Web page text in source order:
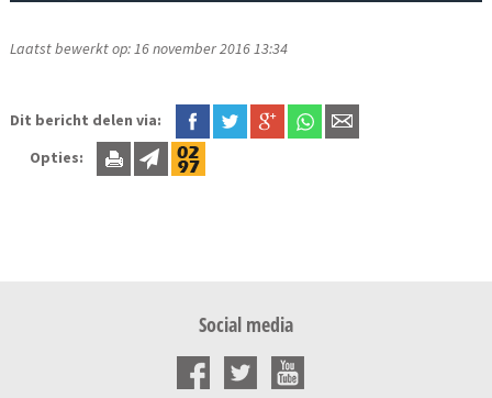
Laatst bewerkt op: 16 november 2016 13:34
Dit bericht delen via:
Opties:
Social media